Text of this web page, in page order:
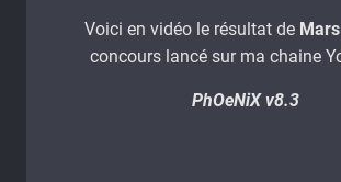
Voici en vidéo le résultat de
concours lancé sur ma chaine
PhOeNiX v8.3